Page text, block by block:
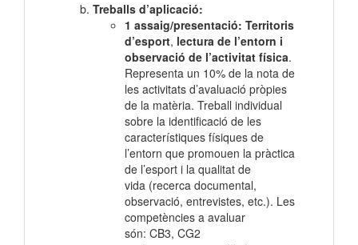
Treballs d’aplicació:
1 assaig/presentació: Territoris
d’esport, lectura de l’entorn i
observació de l’activitat física.
Representa un 10% de la nota de
les activitats d’avaluació pròpies
de la matèria. Treball individual
sobre la identificació de les
característiques físiques de
l’entorn que promouen la pràctica
de l’esport i la qualitat de
vida (recerca documental,
observació, entrevistes, etc.). Les
competències a avaluar
són: CB3, CG2